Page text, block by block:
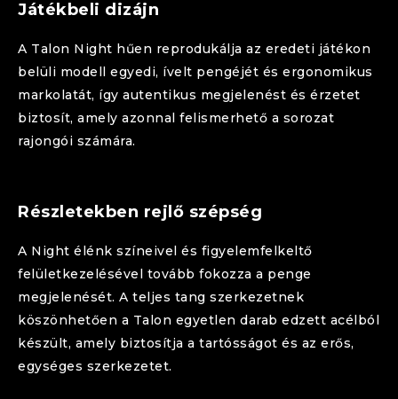
Játékbeli dizájn
A Talon Night hűen reprodukálja az eredeti játékon
belüli modell egyedi, ívelt pengéjét és ergonomikus
markolatát, így autentikus megjelenést és érzetet
biztosít, amely azonnal felismerhető a sorozat
rajongói számára.
Részletekben rejlő szépség
A Night élénk színeivel és figyelemfelkeltő
felületkezelésével tovább fokozza a penge
megjelenését. A teljes tang szerkezetnek
köszönhetően a Talon egyetlen darab edzett acélból
készült, amely biztosítja a tartósságot és az erős,
egységes szerkezetet.